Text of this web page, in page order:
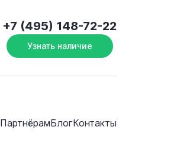
+7 (495) 148-72-22
Узнать наличие
ПартнёрамБлогКонтакты